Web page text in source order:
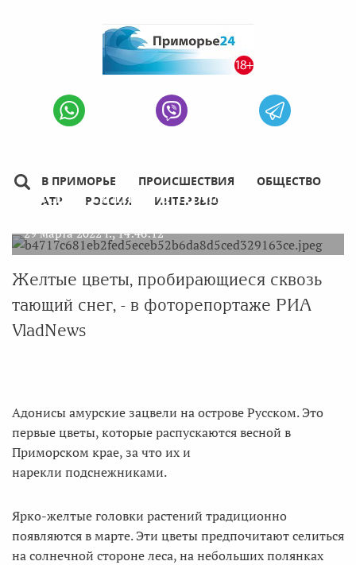
В ПРИМОРЬЕ ПРОИСШЕСТВИЯ
ОБЩЕСТВО
АТР
РОССИЯ ИНТЕРВЬЮ
распустились в Приморье
29 марта 2022 г., 14:46:12
Желтые цветы, пробирающиеся сквозь
тающий снег, - в фоторепортаже РИА
VladNews
Адонисы амурские зацвели на острове Русском. Это
первые цветы, которые распускаются весной в
Приморском крае, за что их и
нарекли подснежниками.
Ярко-желтые головки растений традиционно
появляются в марте. Эти цветы предпочитают селиться
на солнечной стороне леса, на небольших полянках